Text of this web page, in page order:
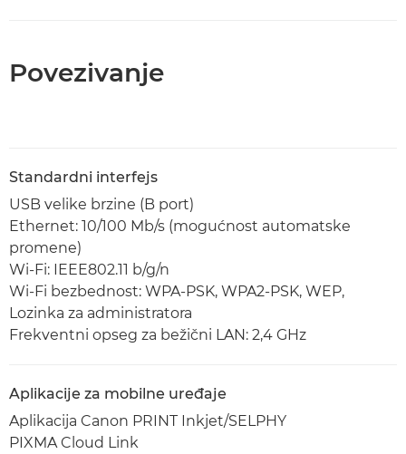
Povezivanje
Standardni interfejs
USB velike brzine (B port)
Ethernet: 10/100 Mb/s (mogućnost automatske
promene)
Wi-Fi: IEEE802.11 b/g/n
Wi-Fi bezbednost: WPA-PSK, WPA2-PSK, WEP,
Lozinka za administratora
Frekventni opseg za bežični LAN: 2,4 GHz
Aplikacije za mobilne uređaje
Aplikacija Canon PRINT Inkjet/SELPHY
PIXMA Cloud Link